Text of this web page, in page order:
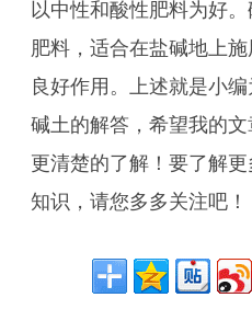
以中性和酸性肥料为好
肥料，适合在盐碱地上
良好作用。上述就是小
碱土的解答，希望我的
更清楚的了解！要了解
知识，请您多多关注吧！